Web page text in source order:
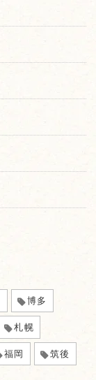
博多
札幌
福岡 筑後